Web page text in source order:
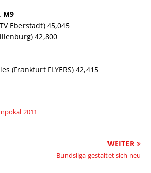
M9
Eberstadt) 45,045
42,800
(Frankfurt FLYERS) 42,415
2011
WEITER
Bundsliga gestaltet sich neu